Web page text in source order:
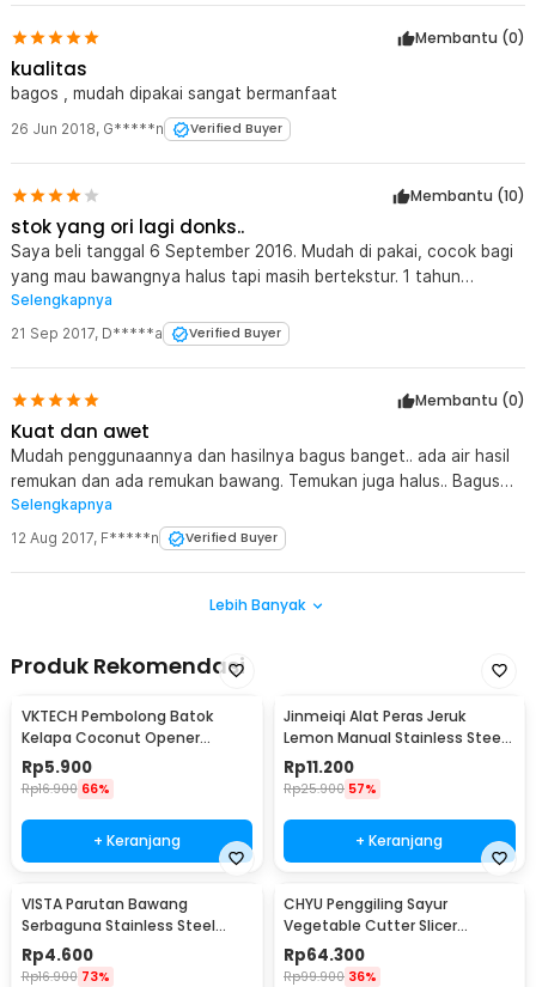
Membantu (0)
kualitas
bagos , mudah dipakai sangat bermanfaat
26 Jun 2018, G*****n Verified Buyer
Membantu (10)
stok yang ori lagi donks..
Saya beli tanggal 6 September 2016. Mudah di pakai, cocok bagi
yang mau bawangnya halus tapi masih bertekstur. 1 tahun
kemudian alat ini mulai retak gagangnya, stiker Original product
masi tertempel di alat ini walau sudah lama dan selalu di cuci
sehabis di gunakan. Saya bermaksud beli lagi tapi pas dateng ke
potongan kasar. Barang kw-lah... padahal harga lebih mahal (2rb
dari pas saya beli thn lalu). Ayo JakNot, stok yang ori donk.
Selengkapnya
21 Sep 2017, D*****a Verified Buyer
Membantu (0)
Kuat dan awet
Mudah penggunaannya dan hasilnya bagus banget.. ada air hasil
remukan dan ada remukan bawang. Temukan juga halus.. Bagus
banget. Barangnya terbuat dari besi stainless, jadi kokoh, kuat,
dan kemungkinan awet
Selengkapnya
12 Aug 2017, F*****n Verified Buyer
Lebih Banyak
Produk Rekomendasi
VKTECH Pembolong Batok
Kelapa Coconut Opener
Stainless Steel 1 PCS - 399
Rp5.900
Rp16.900 66%
+ Keranjang
Jinmeiqi Alat Peras Jeruk
Lemon Manual Stainless Steel
Citrus Squeezer - JQ005
Rp11.200
Rp25.900 57%
+ Keranjang
VISTA Parutan Bawang
Serbaguna Stainless Steel
Garlic Grinder - PJ492
Rp4.600
Rp16.900 73%
CHYU Penggiling Sayur
Vegetable Cutter Slicer
Tabletop Drum Grater - YG-
806
Rp64.300
Rp99.900 36%